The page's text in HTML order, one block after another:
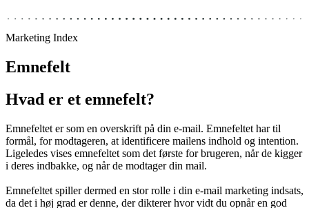
Marketing Index
Emnefelt
Hvad er et emnefelt?
Emnefeltet er som en overskrift på din e-mail. Emnefeltet har til
formål, for modtageren, at identificere mailens indhold og intention.
i deres indbakke, og når de modtager din mail.